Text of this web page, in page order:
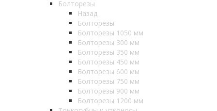
Болторезы
Назад
Болторезы
Болторезы 1050 мм
Болторезы 300 мм
Болторезы 350 мм
Болторезы 450 мм
Болторезы 600 мм
Болторезы 750 мм
Болторезы 900 мм
Болторезы 1200 мм